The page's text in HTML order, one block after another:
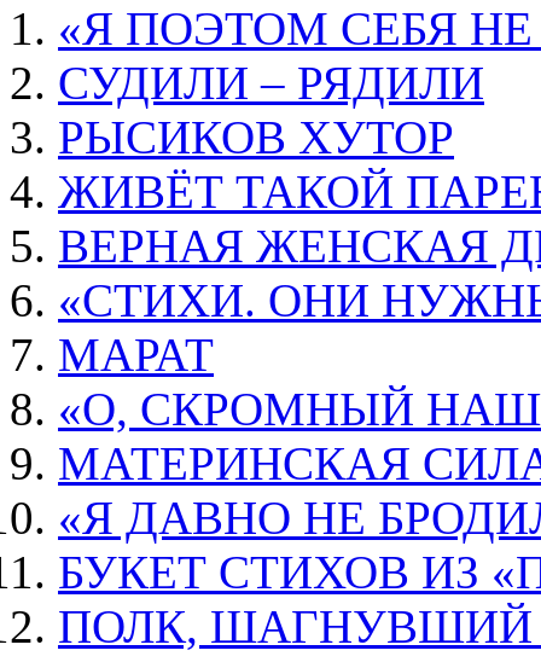
«Я ПОЭТОМ СЕБЯ
СУДИЛИ – РЯДИЛИ
РЫСИКОВ ХУТОР
ЖИВЁТ ТАКОЙ
ВЕРНАЯ ЖЕНСКАЯ
«СТИХИ. ОНИ
МАРАТ
«О, СКРОМНЫЙ
МАТЕРИНСКАЯ
«Я ДАВНО НЕ
БУКЕТ СТИХОВ ИЗ
ПОЛК, ШАГНУВШИЙ